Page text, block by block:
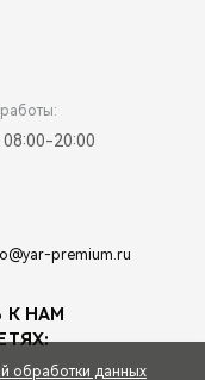
20:00
premium.ru
К НАМ
обработки данных